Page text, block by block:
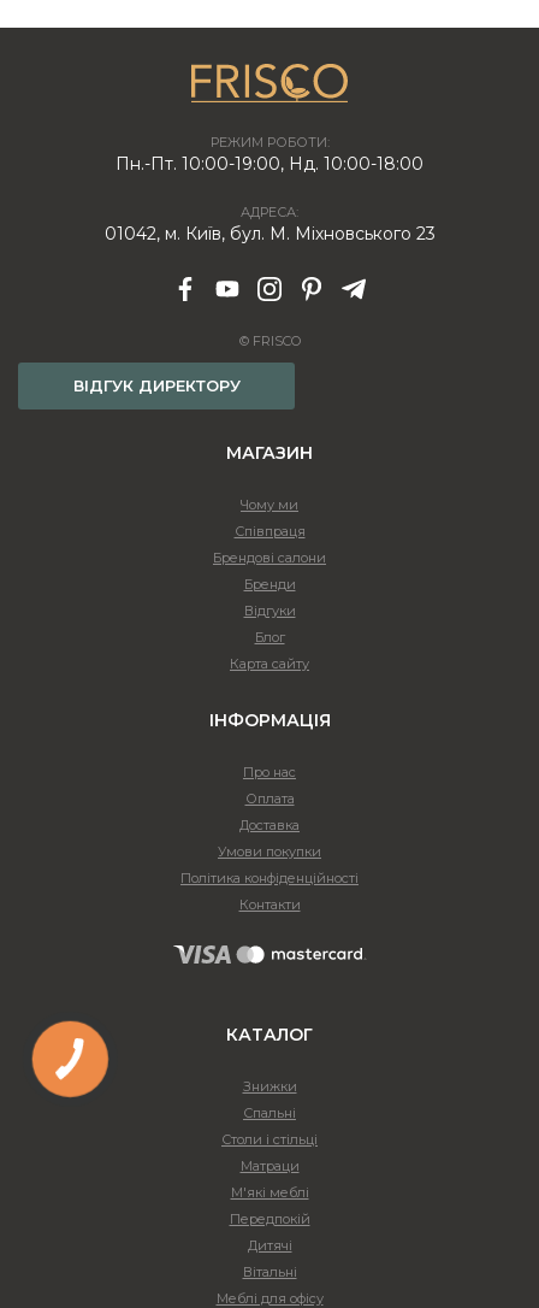
РЕЖИМ РОБОТИ:
Пн.-Пт. 10:00-19:00, Нд. 10:00-18:00
АДРЕСА:
01042, м. Київ, бул. М. Міхновського 23
© FRISCO
ВІДГУК ДИРЕКТОРУ
МАГАЗИН
Чому ми
Співпраця
Брендові салони
Бренди
Відгуки
Блог
Карта сайту
ІНФОРМАЦІЯ
Про нас
Оплата
Доставка
Умови покупки
Політика конфіденційності
Контакти
КАТАЛОГ
Знижки
Спальні
Столи і стільці
Матраци
М'які меблі
Передпокій
Дитячі
Вітальні
Меблі для офісу